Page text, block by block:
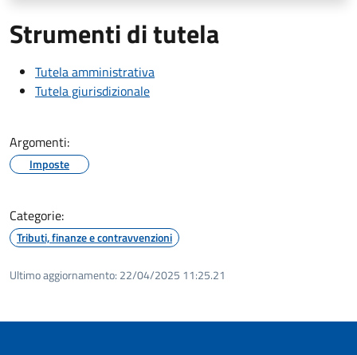
Strumenti di tutela
Tutela amministrativa
Tutela giurisdizionale
Argomenti:
Imposte
Categorie:
Tributi, finanze e contravvenzioni
Ultimo aggiornamento: 22/04/2025 11:25.21